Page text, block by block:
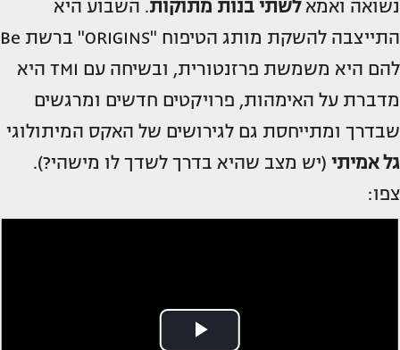
נשואה ואמאלשתי בנות מתוקות. השבוע היא
התייצבה להשקת מותג הטיפוח "ORIGINS" ברשת Be
להם היא משמשת פרזנטורית, ובשיחה עם TMI היא
מדברת על האימהות, פרויקטים חדשים ומרגשים
שבדרך ומתייחסת גם לגירושים של האקס המיתולוגי
גל אמיתי (יש מצב שהיא בדרך לשדך לו מישהי?).
צפו: